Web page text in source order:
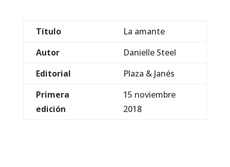
Título
La amante
Autor
Danielle Steel
Editorial
Plaza & Janés
Primera
edición
15 noviembre
2018